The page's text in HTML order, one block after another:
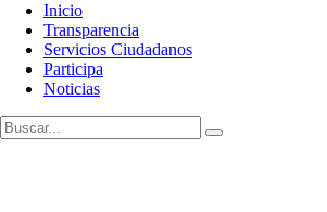
Inicio
Transparencia
Servicios Ciudadanos
Participa
Noticias